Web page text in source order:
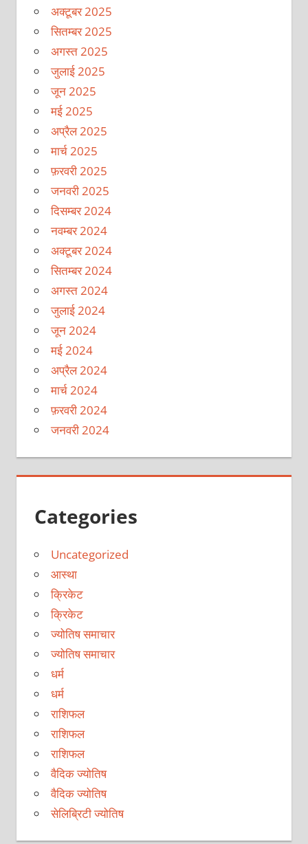
अक्टूबर 2025
सितम्बर 2025
अगस्त 2025
जुलाई 2025
जून 2025
मई 2025
अप्रैल 2025
मार्च 2025
फ़रवरी 2025
जनवरी 2025
दिसम्बर 2024
नवम्बर 2024
अक्टूबर 2024
सितम्बर 2024
अगस्त 2024
जुलाई 2024
जून 2024
मई 2024
अप्रैल 2024
मार्च 2024
फ़रवरी 2024
जनवरी 2024
Categories
Uncategorized
आस्था
क्रिकेट
क्रिकेट
ज्योतिष समाचार
ज्योतिष समाचार
धर्म
धर्म
राशिफल
राशिफल
राशिफल
वैदिक ज्योतिष
वैदिक ज्योतिष
सेलिब्रिटी ज्योतिष